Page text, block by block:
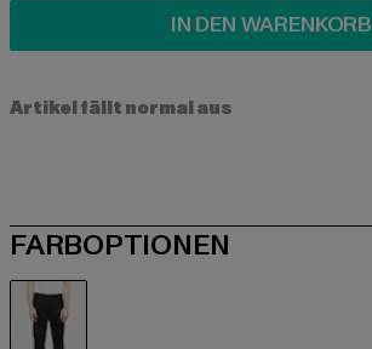
IN DEN WARENKORB
Artikel fällt normal aus
FARBOPTIONEN